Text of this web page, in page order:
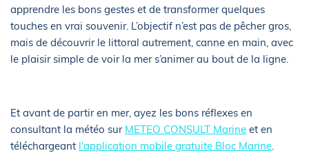
apprendre les bons gestes et de transformer quelques
touches en vrai souvenir. L’objectif n’est pas de pêcher gros,
mais de découvrir le littoral autrement, canne en main, avec
le plaisir simple de voir la mer s’animer au bout de la ligne.
Et avant de partir en mer, ayez les bons réflexes en
consultant la météo sur METEO CONSULT Marine et en
téléchargeant l'application mobile gratuite Bloc Marine.